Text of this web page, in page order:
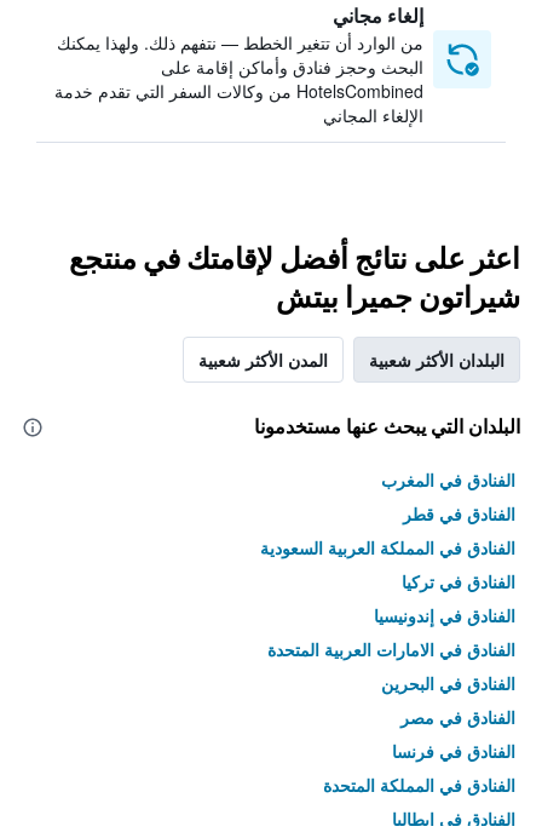
إلغاء مجاني
من الوارد أن تتغير الخطط — نتفهم ذلك. ولهذا يمكنك
البحث وحجز فنادق وأماكن إقامة على
HotelsCombined من وكالات السفر التي تقدم خدمة
الإلغاء المجاني
اعثر على نتائج أفضل لإقامتك في منتجع
شيراتون جميرا بيتش
البلدان الأكثر شعبية المدن الأكثر شعبية
البلدان التي يبحث عنها مستخدمونا
الفنادق في المغرب
الفنادق في قطر
الفنادق في المملكة العربية السعودية
الفنادق في تركيا
الفنادق في إندونيسيا
الفنادق في الامارات العربية المتحدة
الفنادق في البحرين
الفنادق في مصر
الفنادق في فرنسا
الفنادق في المملكة المتحدة
الفنادق في إيطاليا